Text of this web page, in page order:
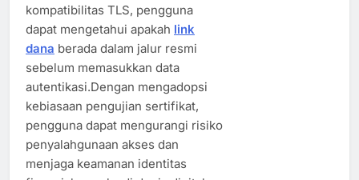
kompatibilitas TLS, pengguna
dapat mengetahui apakah link
dana berada dalam jalur resmi
sebelum memasukkan data
autentikasi.Dengan mengadopsi
kebiasaan pengujian sertifikat,
pengguna dapat mengurangi risiko
penyalahgunaan akses dan
menjaga keamanan identitas